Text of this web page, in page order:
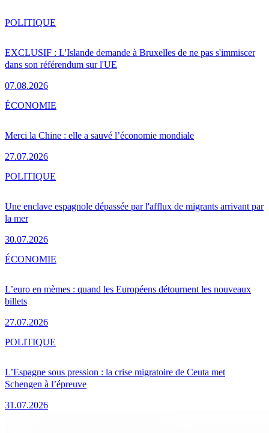
EXCLUSIF : L'Islande demande à Bruxelles de ne pas s'immiscer
dans son référendum sur l'UE
07.08.2026
POLITIQUE
Merci la Chine : elle a sauvé l’économie mondiale
27.07.2026
ÉCONOMIE
Une enclave espagnole dépassée par l'afflux de migrants arrivant par
la mer
30.07.2026
POLITIQUE
L’euro en mèmes : quand les Européens détournent les nouveaux
billets
27.07.2026
ÉCONOMIE
L’Espagne sous pression : la crise migratoire de Ceuta met
Schengen à l’épreuve
31.07.2026
POLITIQUE